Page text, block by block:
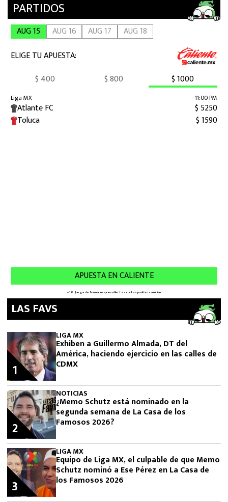
LAS FAVS
LIGA MX
Exhiben a Guillermo Almada, DT del
América, haciendo ejercicio en las calles de
CDMX
1
NOTICIAS
¿Memo Schutz está nominado en la
segunda semana de La Casa de los
Famosos 2026?
2
LIGA MX
Equipo de Liga MX, el culpable de que Memo
Schutz nominó a Ese Pérez en La Casa de
los Famosos 2026
3